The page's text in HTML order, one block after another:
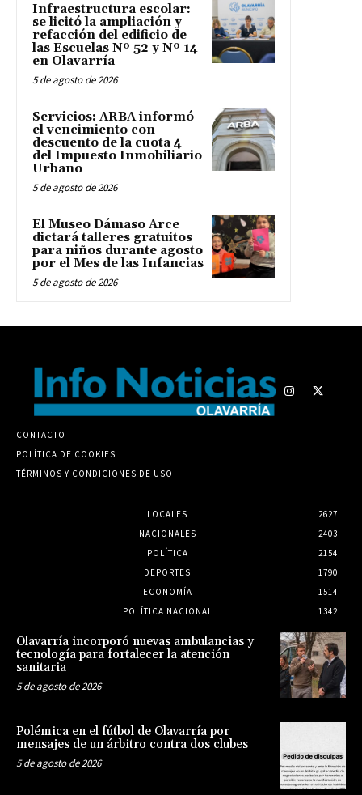
Infraestructura escolar:
se licitó la ampliación y
refacción del edificio de
las Escuelas Nº 52 y Nº 14
en Olavarría
5 de agosto de 2026
Servicios: ARBA informó
el vencimiento con
descuento de la cuota 4
del Impuesto Inmobiliario
Urbano
5 de agosto de 2026
El Museo Dámaso Arce
dictará talleres gratuitos
para niños durante agosto
por el Mes de las Infancias
5 de agosto de 2026
CONTACTO
POLÍTICA DE COOKIES
TÉRMINOS Y CONDICIONES DE USO
LOCALES
2627
NACIONALES
2403
POLÍTICA
2154
DEPORTES
1790
ECONOMÍA
1514
POLÍTICA NACIONAL
1342
Olavarría incorporó nuevas ambulancias y
tecnología para fortalecer la atención
sanitaria
5 de agosto de 2026
Polémica en el fútbol de Olavarría por
mensajes de un árbitro contra dos clubes
5 de agosto de 2026